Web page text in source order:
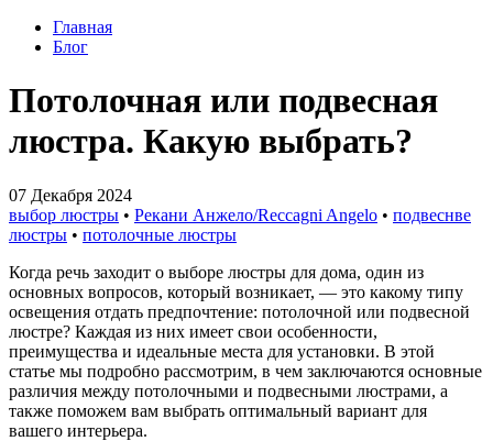
Главная
Блог
Потолочная или подвесная
люстра. Какую выбрать?
07 Декабря 2024
выбор люстры • Рекани Анжело/Reccagni Angelo • подвеснве
люстры • потолочные люстры
Когда речь заходит о выборе люстры для дома, один из
основных вопросов, который возникает, — это какому типу
освещения отдать предпочтение: потолочной или подвесной
люстре? Каждая из них имеет свои особенности,
преимущества и идеальные места для установки. В этой
статье мы подробно рассмотрим, в чем заключаются основные
различия между потолочными и подвесными люстрами, а
также поможем вам выбрать оптимальный вариант для
вашего интерьера.